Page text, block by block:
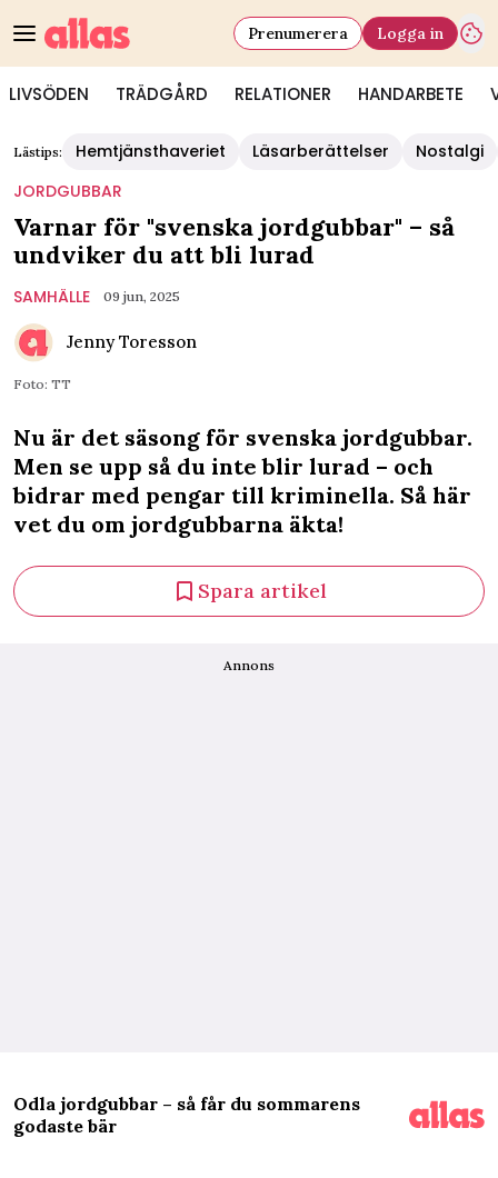
LIVSÖDEN TRÄDGÅRD RELATIONER HANDARBETE
Prenumerera Logga in
Lästips: Hemtjänsthaveriet Läsarberättelser
Nostalgi
JORDGUBBAR
Varnar för "svenska jordgubbar" – så
undviker du att bli lurad
SAMHÄLLE 09 jun, 2025
Jenny Toresson
Foto: TT
Nu är det säsong för svenska jordgubbar.
Men se upp så du inte blir lurad – och
bidrar med pengar till kriminella. Så här
vet du om jordgubbarna äkta!
Spara artikel
Annons
Odla jordgubbar – så får du sommarens
godaste bär